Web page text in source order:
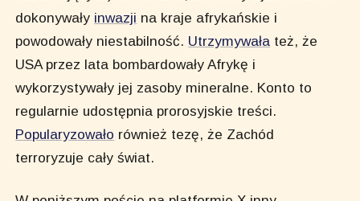
dokonywały inwazji na kraje afrykańskie i
powodowały niestabilność. Utrzymywała też, że
USA przez lata bombardowały Afrykę i
wykorzystywały jej zasoby mineralne. Konto to
regularnie udostępnia prorosyjskie treści.
Popularyzowało również tezę, że Zachód
terroryzuje cały świat.